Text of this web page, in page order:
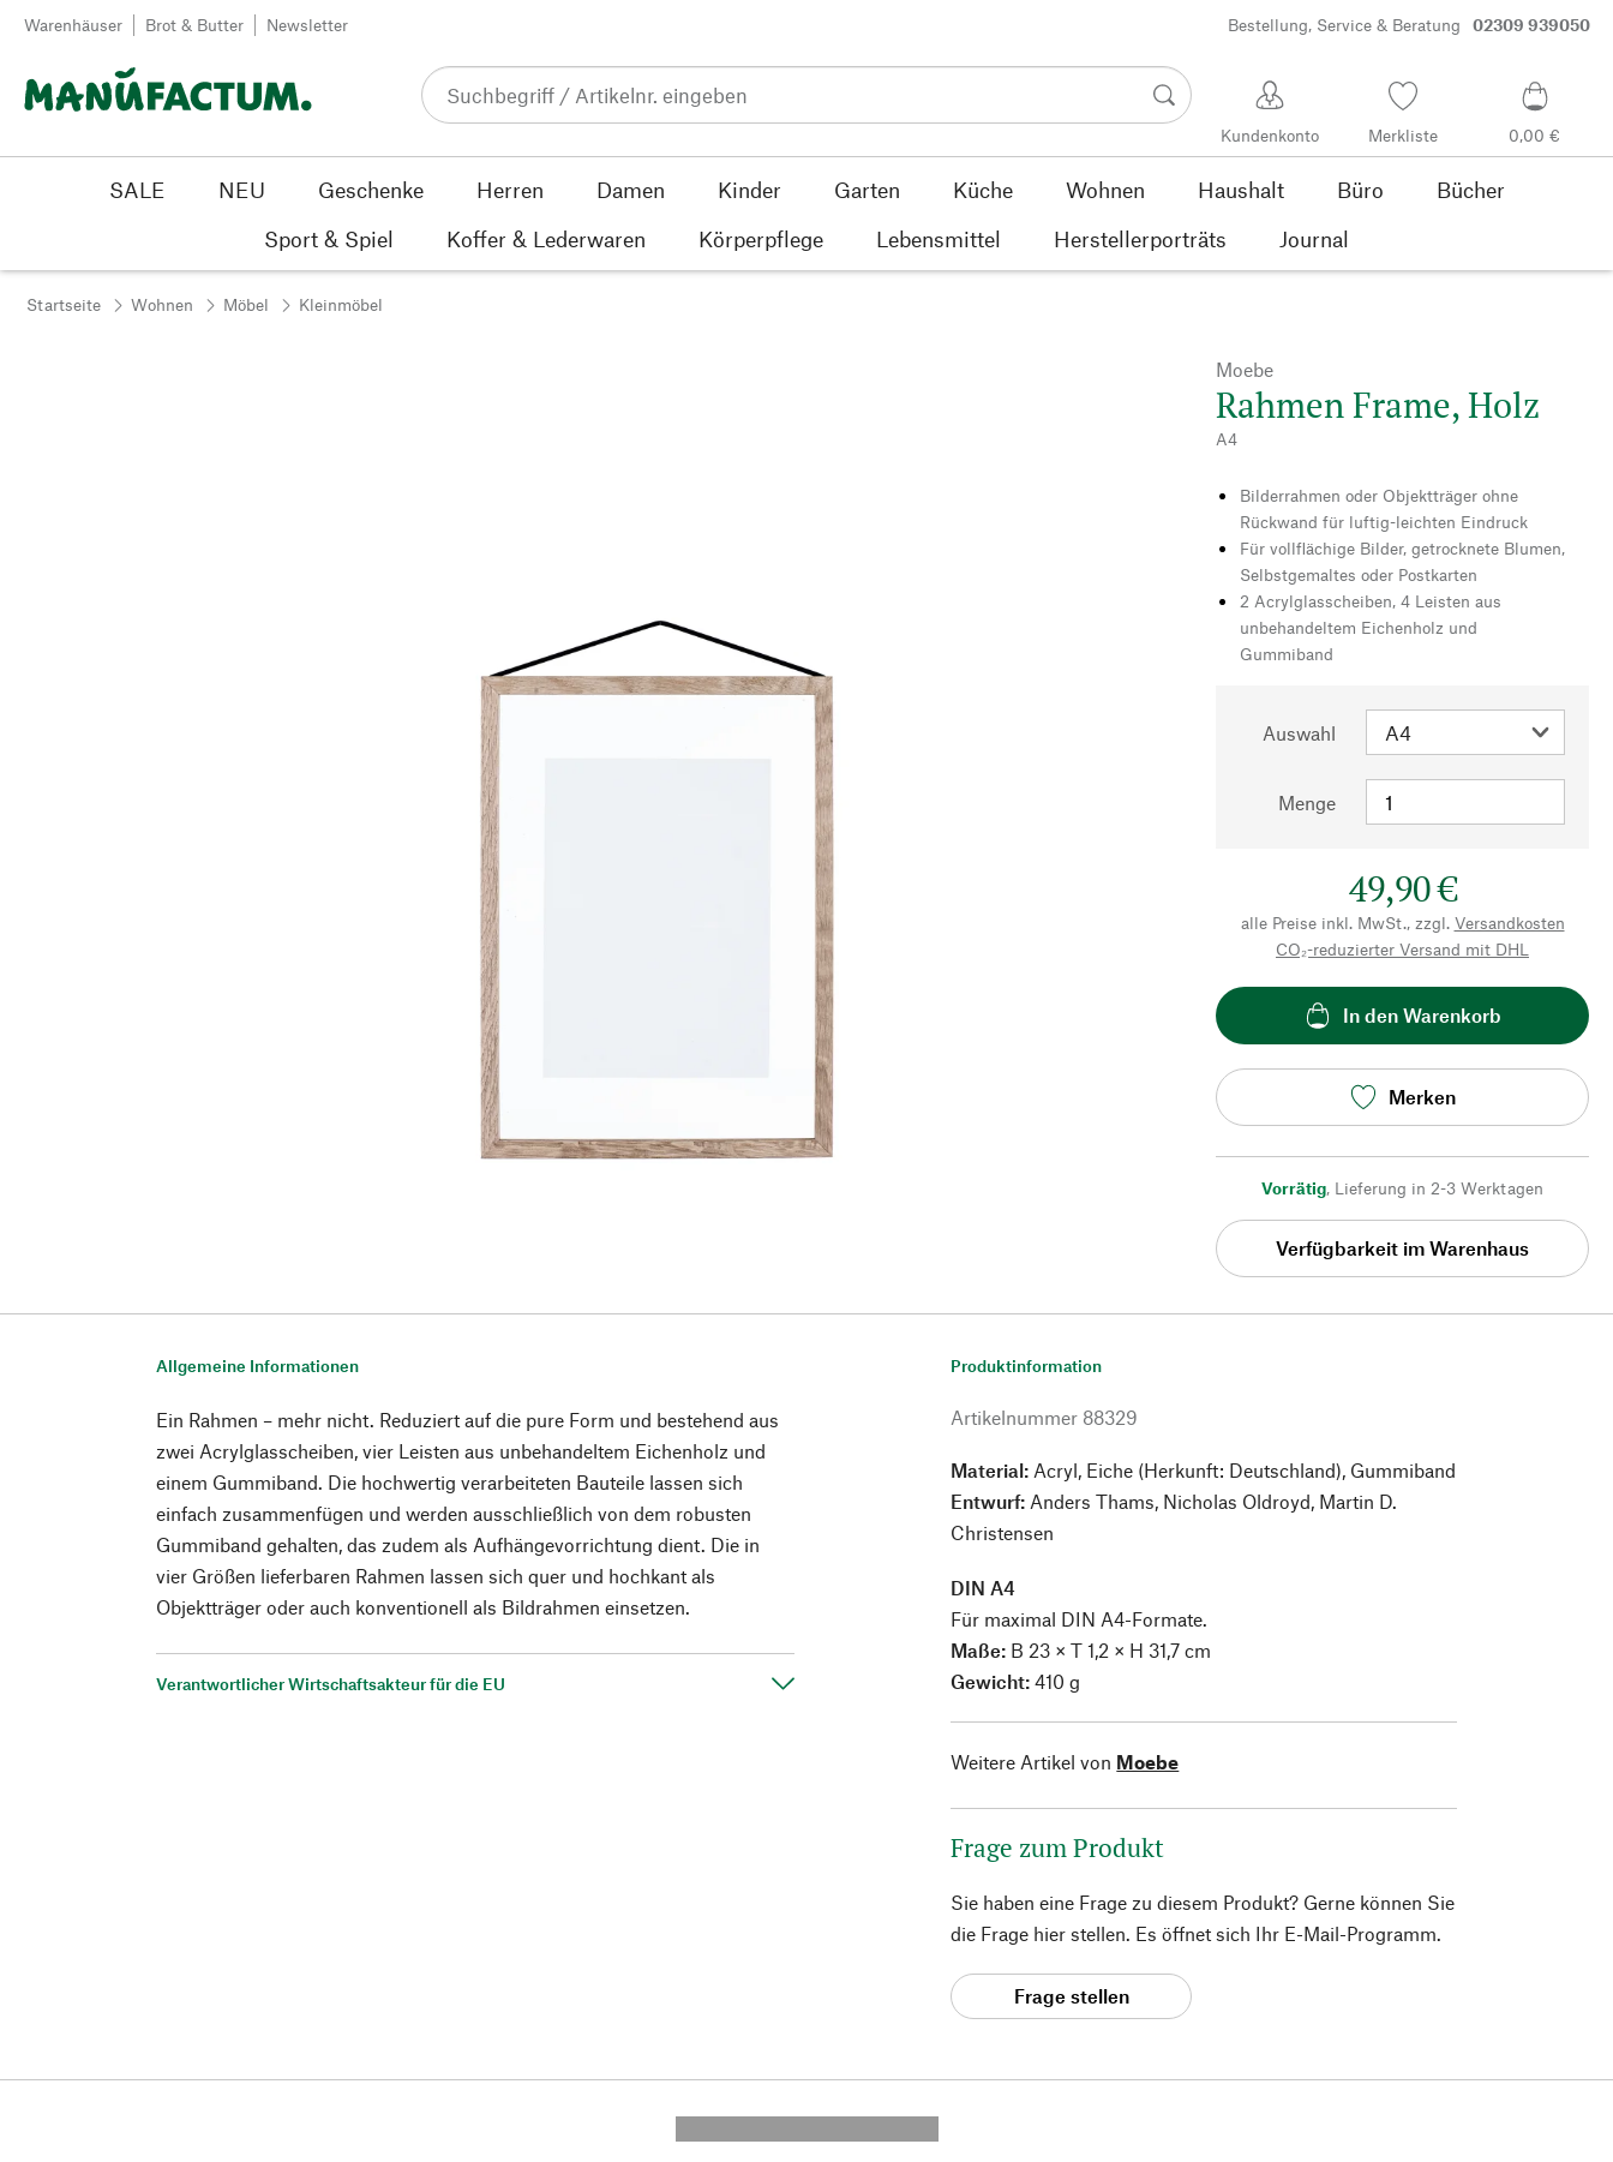
Zum Inhalt springen
Warenhäuser Brot & Butter Newsletter Bestellung, Service & Beratung 02309 939050
Kundenkonto Merkliste 0,00 €
SALE NEU Geschenke Herren Damen Kinder Garten Küche Wohnen Haushalt Büro
Bücher
Sport & Spiel
Koffer & Lederwaren Körperpflege Lebensmittel Herstellerporträts Journal
Startseite Wohnen Möbel Kleinmöbel
Moebe
Rahmen Frame, Holz
A4
Bilderrahmen oder Objektträger ohne
Rückwand für luftig-leichten Eindruck
Für vollflächige Bilder, getrocknete Blumen,
Selbstgemaltes oder Postkarten
2 Acrylglasscheiben, 4 Leisten aus
unbehandeltem Eichenholz und
Gummiband
Auswahl
Menge
49,90 €
alle Preise inkl. MwSt., zzgl. Versandkosten
CO₂-reduzierter Versand mit DHL
In den Warenkorb
Merken
Vorrätig, Lieferung in 2-3 Werktagen
Verfügbarkeit im Warenhaus
Allgemeine Informationen
Ein Rahmen – mehr nicht. Reduziert auf die pure Form und bestehend aus
zwei Acrylglasscheiben, vier Leisten aus unbehandeltem Eichenholz und
einem Gummiband. Die hochwertig verarbeiteten Bauteile lassen sich
einfach zusammenfügen und werden ausschließlich von dem robusten
Gummiband gehalten, das zudem als Aufhängevorrichtung dient. Die in
vier Größen lieferbaren Rahmen lassen sich quer und hochkant als
Objektträger oder auch konventionell als Bildrahmen einsetzen.
Verantwortlicher Wirtschaftsakteur für die EU
Produktinformation
Artikelnummer 88329
Material: Acryl, Eiche (Herkunft: Deutschland), Gummiband
Entwurf: Anders Thams, Nicholas Oldroyd, Martin D.
Christensen
DIN A4
Für maximal DIN A4-Formate.
Maße: B 23 × T 1,2 × H 31,7 cm
Gewicht: 410 g
Weitere Artikel von Moebe
Frage zum Produkt
Sie haben eine Frage zu diesem Produkt? Gerne können Sie
die Frage hier stellen. Es öffnet sich Ihr E-Mail-Programm.
Frage stellen